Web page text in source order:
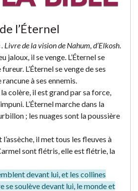
l’Éternel
Livre de la vision de Nahum, d’Elkosh
jaloux, il se venge. L’Éternel se
L’Éternel se venge de ses
à ses ennemis.
la colère, il est grand par sa force,
L’Éternel marche dans la
; les nuages sont la poussière
il met tous les fleuves à
sont flétris, elle est flétrie, la
devant lui, et les collines
se soulève devant lui, le monde et